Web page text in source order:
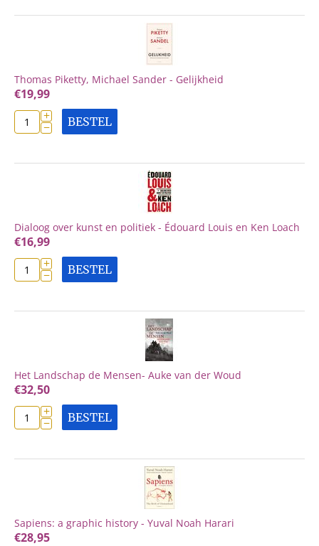
Thomas Piketty, Michael Sander - Gelijkheid
€19,99
+
− BESTEL
Dialoog over kunst en politiek - Édouard Louis en Ken Loach
€16,99
+
− BESTEL
Het Landschap de Mensen- Auke van der Woud
€32,50
+
− BESTEL
Sapiens: a graphic history - Yuval Noah Harari
€28,95